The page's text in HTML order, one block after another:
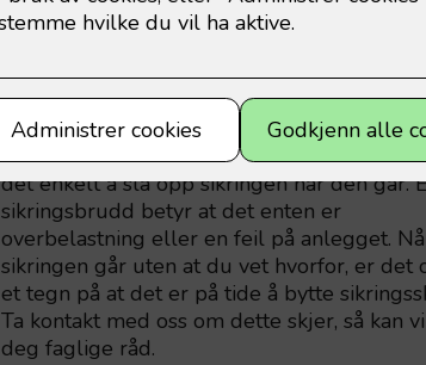
går?
De fleste har i dag automatsikringer, som
det enkelt å slå opp sikringen når den går.
sikringsbrudd betyr at det enten er
overbelastning eller en feil på anlegget.
sikringen går uten at du vet hvorfor, er det
et tegn på at det er på tide å bytte
Ta kontakt med oss om dette skjer, så kan
deg faglige råd.